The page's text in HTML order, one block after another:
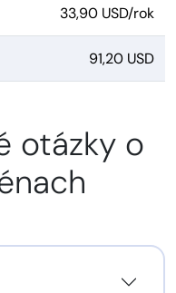
33,90 USD/rok
91,20 USD
otázky o